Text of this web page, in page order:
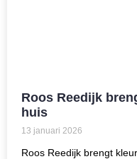
Roos Reedijk
huis
13 januari 2026
Roos Reedijk brengt